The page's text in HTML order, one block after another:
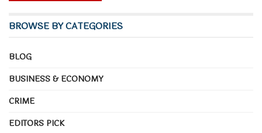
ଉପସଭାପତି ଡକ୍ଟର ଯତୀନ ଦିଗାଳ ଓ ଦେବୀ ପ୍ରସାଦ
ଦଳବେହେରା ମଞ୍ଚାସୀନ ଥିଲେ ।
BROWSE BY CATEGORIES
BLOG
BUSINESS & ECONOMY
CRIME
EDITORS PICK